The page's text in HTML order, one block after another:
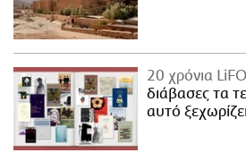
20 χρόνια LiFO
διάβασες τα
αυτό